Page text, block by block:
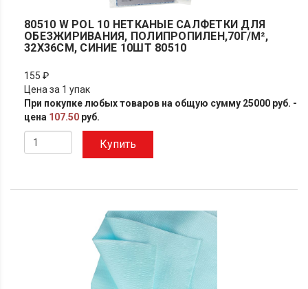
80510 W POL 10 НЕТКАНЫЕ САЛФЕТКИ ДЛЯ
ОБЕЗЖИРИВАНИЯ, ПОЛИПРОПИЛЕН,70Г/М²,
32X36СМ, СИНИЕ 10ШТ 80510
155 ₽
Цена за 1 упак
При покупке любых товаров на общую сумму 25000 руб. -
цена 107.50 руб.
Купить